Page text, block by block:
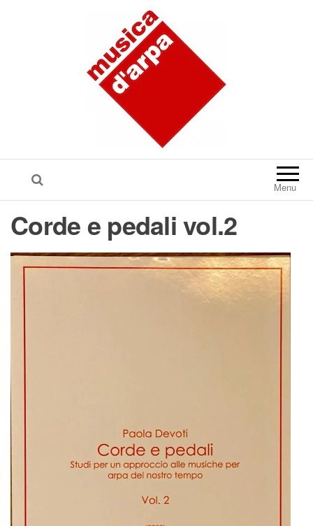
Menu
Corde e pedali vol.2